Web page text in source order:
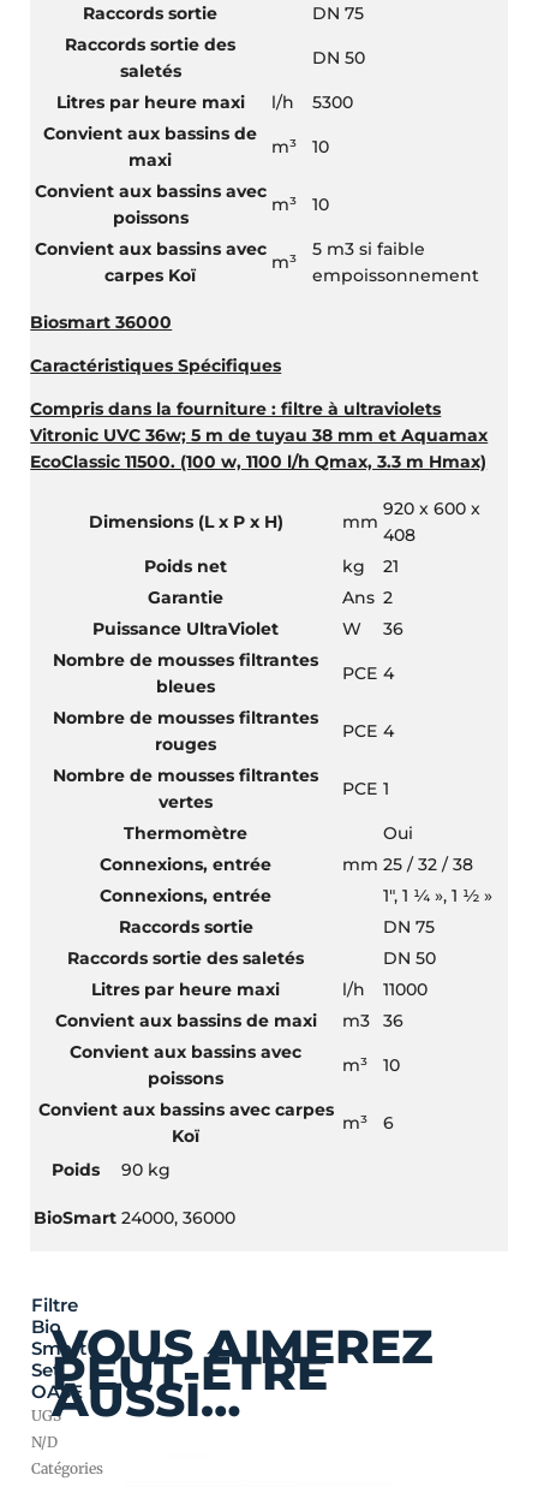
Raccords sortie
DN 75
Raccords sortie des
saletés
DN 50
Litres par heure maxi l/h
5300
Convient aux bassins de
maxi
m³ 10
Convient aux bassins avec
poissons
m³ 10
Convient aux bassins avec
carpes Koï
m³
5 m3 si faible
empoissonnement
Biosmart 36000
Caractéristiques Spécifiques
Compris dans la fourniture : filtre à ultraviolets
Vitronic UVC 36w; 5 m de tuyau 38 mm et Aquamax
EcoClassic 11500. (100 w, 1100 l/h Qmax, 3.3 m Hmax)
Dimensions (L x P x H) mm
920 x 600 x
408
Poids net
kg
21
Garantie
Ans 2
Puissance UltraViolet
W
36
Nombre de mousses filtrantes
bleues
PCE 4
Nombre de mousses filtrantes
rouges
PCE 4
Nombre de mousses filtrantes
vertes
PCE 1
Thermomètre
Oui
Connexions, entrée
mm 25 / 32 / 38
Connexions, entrée
1″, 1 ¼ », 1 ½ »
Raccords sortie
DN 75
Raccords sortie des saletés
DN 50
Litres par heure maxi
l/h
11000
Convient aux bassins de maxi
m3
36
Convient aux bassins avec
poissons
m³ 10
Convient aux bassins avec carpes
Koï
m³ 6
Poids 90 kg
BioSmart 24000, 36000
Filtre
Bio
Smart
Set
OASE
UGS
N/D
Catégories
VOUS AIMEREZ
PEUT-ÊTRE
AUSSI…
de
prix :
1740,00 €
produit
a
plusieurs